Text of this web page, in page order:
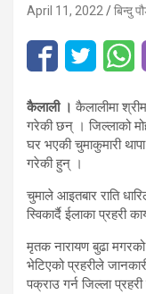
April 11, 2022 बिन्दु
कैलाली । कैलालीमा
गरेकी छन् । जिल्लाको
घर भएकी चुमाकुमारी
गरेकी हुन् ।​
चुमाले आइतबार राति
स्विकार्दै ईलाका प्रहरी
मृतक नारायण बुढा
भेटिएको प्रहरीले
पक्राउ गर्न जिल्ला